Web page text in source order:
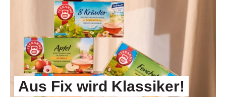
Aus Fix wird Klassiker!
Aus Fix wird Klassiker!